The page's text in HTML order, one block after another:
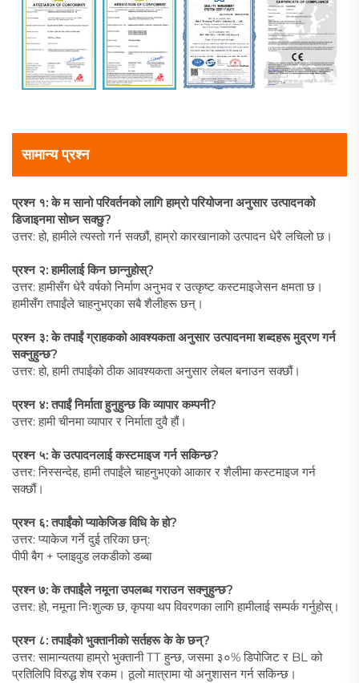
सामान्य प्रश्न
प्रश्न १: के म सानो परिवर्तनको लागि हाम्रो परियोजना अनुसार उत्पादनको
डिजाइनमा सोध्न सक्छु?
उत्तर: हो, हामीले त्यस्तो गर्न सक्छौं, हाम्रो कारखानाको उत्पादन धेरै लचिलो छ।
प्रश्न २: हामीलाई किन छान्नुहोस्?
उत्तर: हामीसँग धेरै वर्षको निर्माण अनुभव र उत्कृष्ट कस्टमाइजेसन क्षमता छ।
हामीसँग तपाईंले चाहनुभएका सबै शैलीहरू छन्।
प्रश्न ३: के तपाईं ग्राहकको आवश्यकता अनुसार उत्पादनमा शब्दहरू मुद्रण गर्न
सक्नुहुन्छ?
उत्तर: हो, हामी तपाईंको ठीक आवश्यकता अनुसार लेबल बनाउन सक्छौं।
प्रश्न ४: तपाईं निर्माता हुनुहुन्छ कि व्यापार कम्पनी?
उत्तर: हामी चीनमा व्यापार र निर्माता दुवै हौं।
प्रश्न ५: के उत्पादनलाई कस्टमाइज गर्न सकिन्छ?
उत्तर: निस्सन्देह, हामी तपाईंले चाहनुभएको आकार र शैलीमा कस्टमाइज गर्न
सक्छौं।
प्रश्न ६: तपाईंको प्याकेजिङ विधि के हो?
उत्तर: प्याकेज गर्ने दुई तरिका छन्:
पीपी बैग + प्लाइवुड लकडीको डब्बा
प्रश्न ७: के तपाईंले नमूना उपलब्ध गराउन सक्नुहुन्छ?
उत्तर: हो, नमूना निःशुल्क छ, कृपया थप विवरणका लागि हामीलाई सम्पर्क गर्नुहोस्।
प्रश्न ८: तपाईंको भुक्तानीको सर्तहरू के के छन्?
उत्तर: सामान्यतया हाम्रो भुक्तानी TT हुन्छ, जसमा ३०% डिपोजिट र BL को
प्रतिलिपि विरुद्ध शेष रकम। ठूलो मात्रामा यो अनुशासन गर्न सकिन्छ।